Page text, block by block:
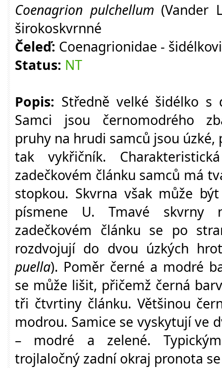
Coenagrion pulchellum (Vander
širokoskvrnné
Čeleď: Coenagrionidae -
Status: NT
Popis: Středně velké šidélko s
Samci jsou černomodrého
pruhy na hrudi samců jsou
tak vykřičník.
zadečkovém článku samců má
stopkou. Skvrna však může
písmene U. Tmavé
zadečkovém článku se po
rozdvojují do dvou úzkých
puella). Poměr černé a modré
se může lišit, přičemž černá
tři čtvrtiny článku. Většinou
modrou. Samice se vyskytují ve
– modré a zelené.
trojlaločný zadní okraj pronota